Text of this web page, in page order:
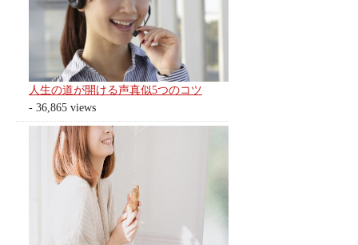
人生の道が開ける声真似5つのコツ
- 36,865 views